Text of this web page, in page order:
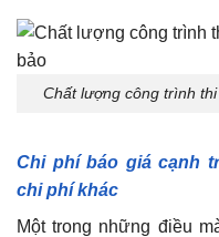
Chất lượng công trình
Chi phí báo giá cạnh
chi phí khác
Một trong những điều